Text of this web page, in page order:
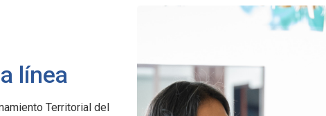
línea
Territorial del